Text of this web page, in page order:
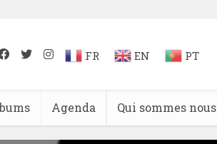
FR EN PT
Agenda Qui sommes nous